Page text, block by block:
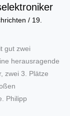
/ 19.
gut zwei
herausragende
zwei 3. Plätze
Philipp